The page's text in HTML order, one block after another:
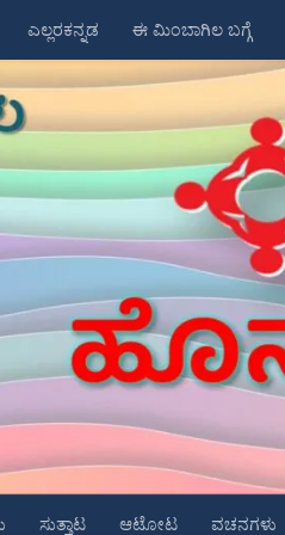
ಎಲ್ಲರಕನ್ನಡ ಈ ಮಿಂಬಾಗಿಲ ಬಗ್ಗೆ
ಸುತ್ತಾಟ ಆಟೋಟ ವಚನಗಳು